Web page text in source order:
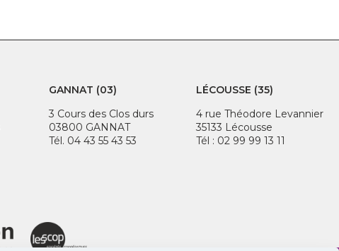
GANNAT (03)
3 Cours des Clos durs
03800 GANNAT
Tél. 04 43 55 43 53
LÉCOUSSE (35)
4 rue Théodore Levannier
35133 Lécousse
Tél : 02 99 99 13 11